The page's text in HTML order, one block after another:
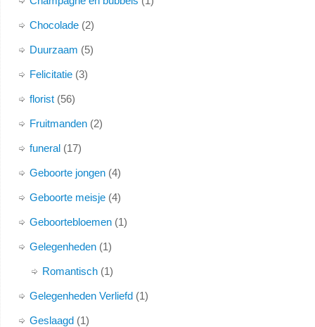
Chocolade 2
Duurzaam 5
Felicitatie 3
florist 56
Fruitmanden 2
funeral 17
Geboorte jongen 4
Geboorte meisje 4
Geboortebloemen 1
Gelegenheden 1
Romantisch 1
Gelegenheden Verliefd 1
Geslaagd 1